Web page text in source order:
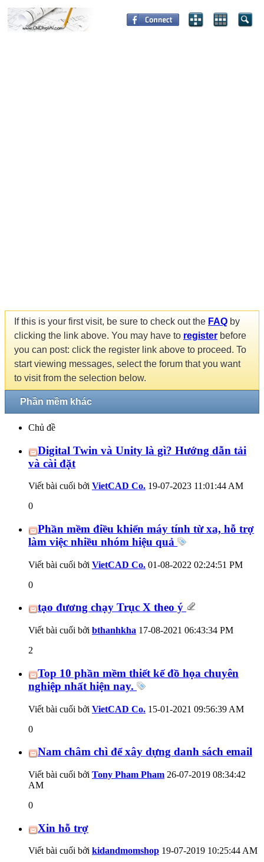
If this is your first visit, be sure to check out the FAQ by
clicking the link above. You may have to register before
you can post: click the register link above to proceed. To
start viewing messages, select the forum that you want
to visit from the selection below.
Phần mềm khác
Chủ đề
Digital Twin và Unity là gì? Hướng dẫn tải
và cài đặt
Viết bài cuối bởi VietCAD Co. 19-07-2023 11:01:44 AM
0
Phần mềm điều khiển máy tính từ xa, hỗ trợ
làm việc nhiều nhóm hiệu quả
Viết bài cuối bởi VietCAD Co. 01-08-2022 02:24:51 PM
0
tạo đương chạy Trục X theo ý
Viết bài cuối bởi bthanhkha 17-08-2021 06:43:34 PM
2
Top 10 phần mềm thiết kế đồ họa chuyên
nghiệp nhất hiện nay.
Viết bài cuối bởi VietCAD Co. 15-01-2021 09:56:39 AM
0
Nam châm chì để xây dựng danh sách email
Viết bài cuối bởi Tony Pham Pham 26-07-2019 08:34:42
AM
0
Xin hỗ trợ
Viết bài cuối bởi kidandmomshop 19-07-2019 10:25:44 AM